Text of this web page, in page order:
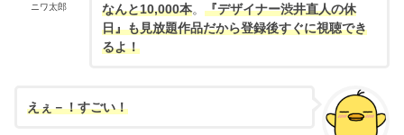
ニワ太郎
なんと10,000本。 『デザイナー渋井直人の休
日』も見放題作品だから登録後すぐに視聴でき
るよ！
えぇ－！すごい！